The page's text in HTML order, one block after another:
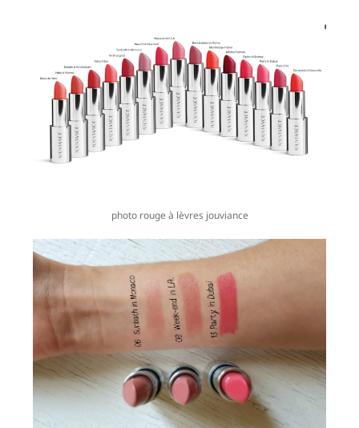
photo rouge à lèvres jouviance